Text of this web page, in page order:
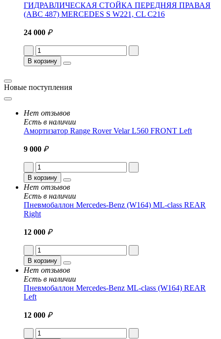
ГИДРАВЛИЧЕСКАЯ СТОЙКА ПЕРЕДНЯЯ ПРАВАЯ
(ABC 487) MERCEDES S W221, CL C216
24 000 ₽
В корзину
Новые поступления
Нет отзывов
Есть в наличии
Амортизатор Range Rover Velar L560 FRONT Left
9 000 ₽
В корзину
Нет отзывов
Есть в наличии
Пневмобаллон Mercedes-Benz (W164) ML-class REAR
Right
12 000 ₽
В корзину
Нет отзывов
Есть в наличии
Пневмобаллон Mercedes-Benz ML-class (W164) REAR
Left
12 000 ₽